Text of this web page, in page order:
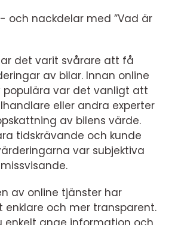
och nackdelar med ”Vad är
det varit svårare att få
av bilar. Innan online
populära var det vanligt att
eller andra experter
av bilens värde.
tidskrävande och kunde
var subjektiva
av online tjänster har
enklare och mer transparent.